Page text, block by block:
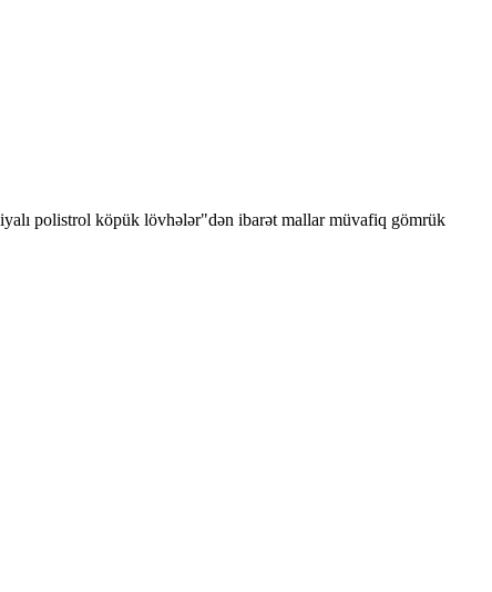
polistrol köpük lövhələr"dən ibarət mallar müvafiq gömrük